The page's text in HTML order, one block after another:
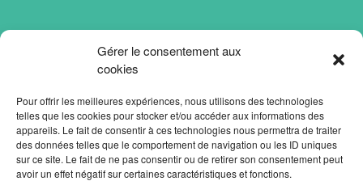
Gérer le consentement aux
cookies
Pour offrir les meilleures expériences, nous utilisons des technologies
telles que les cookies pour stocker et/ou accéder aux informations des
appareils. Le fait de consentir à ces technologies nous permettra de traiter
des données telles que le comportement de navigation ou les ID uniques
sur ce site. Le fait de ne pas consentir ou de retirer son consentement peut
avoir un effet négatif sur certaines caractéristiques et fonctions.